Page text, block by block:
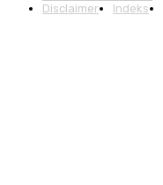
Disclaimer
Indeks